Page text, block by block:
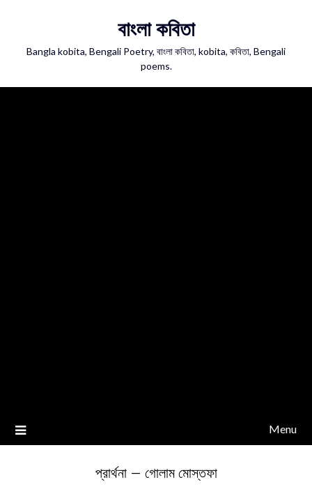
বাংলা কবিতা
Bangla kobita, Bengali Poetry, বাংলা কবিতা, kobita, কবিতা, Bengali
poems.
Menu
প্রার্থনা – গোলাম মোস্তফা